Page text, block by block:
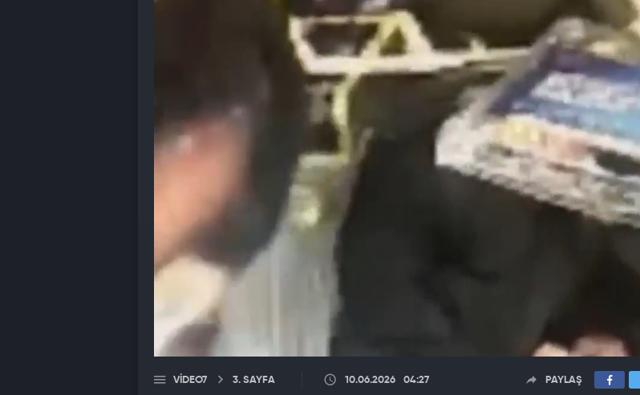
VIDEO7 3. SAYFA 10.06.2026 04:27 PAYLAŞ